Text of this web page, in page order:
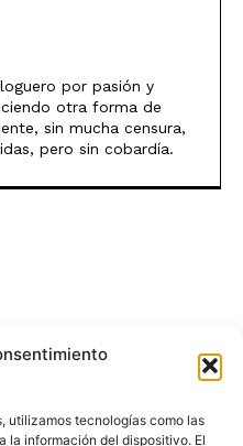
utilizamos tecnologías como las
la información del dispositivo. El
por pasión y
otra forma de
sin mucha censura,
pero sin cobardía.